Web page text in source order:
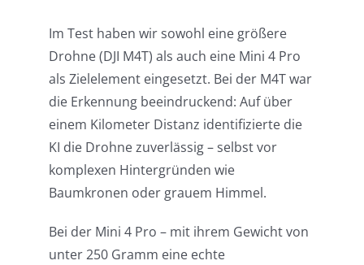
Im Test haben wir sowohl eine größere
Drohne (DJI M4T) als auch eine Mini 4 Pro
als Zielelement eingesetzt. Bei der M4T war
die Erkennung beeindruckend: Auf über
einem Kilometer Distanz identifizierte die
KI die Drohne zuverlässig – selbst vor
komplexen Hintergründen wie
Baumkronen oder grauem Himmel.
Bei der Mini 4 Pro – mit ihrem Gewicht von
unter 250 Gramm eine echte